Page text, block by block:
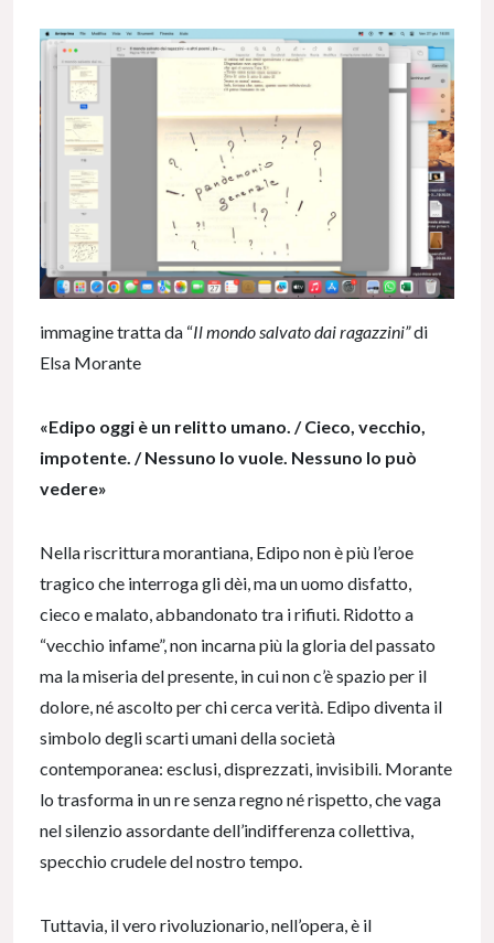
immagine tratta da “Il mondo salvato dai ragazzini”di
Elsa Morante
«Edipo oggi è un relitto umano. / Cieco, vecchio,
impotente. / Nessuno lo vuole. Nessuno lo può
vedere»
Nella riscrittura morantiana, Edipo non è più l’eroe
tragico che interroga gli dèi, ma un uomo disfatto,
cieco e malato, abbandonato tra i rifiuti. Ridotto a
“vecchio infame”, non incarna più la gloria del passato
ma la miseria del presente, in cui non c’è spazio per il
dolore, né ascolto per chi cerca verità. Edipo diventa il
simbolo degli scarti umani della società
contemporanea: esclusi, disprezzati, invisibili. Morante
lo trasforma in un re senza regno né rispetto, che vaga
nel silenzio assordante dell’indifferenza collettiva,
specchio crudele del nostro tempo.
Tuttavia, il vero rivoluzionario, nell’opera, è il